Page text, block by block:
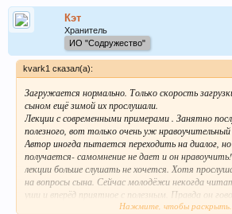
Кэт
Хранитель
ИО "Содружество"
kvark1 сказал(а):
Загружается нормально. Только скорость
сыном ещё зимой их прослушали.
Лекции с современными примерами . Занятно
полезного, вот только очень уж
Автор иногда пытается переходить на диалог, но
получается- самомнение не дает и он
лекции больше слушать не хочется. Хотя
на вопросы сына. Сейчас молодёжи некогда
уши и вперёд приятное с полезным. Правда он
восприятия надо быть выспанным, иначе в сон
Нажмите, чтобы раскрыть...